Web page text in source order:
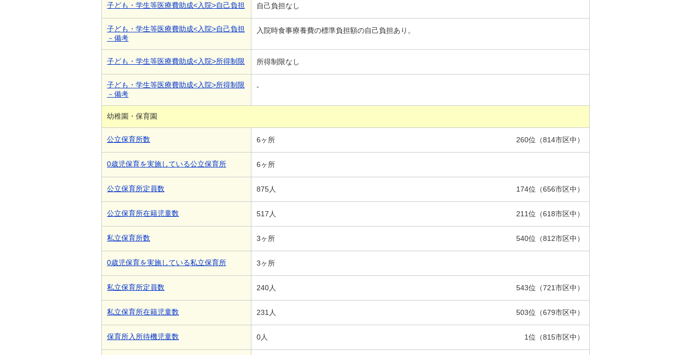
子ども・学生等医療費助成<入院>自己負担 自己負担なし
子ども・学生等医療費助成<入院>自己負担
－備考
入院時食事療養費の標準負担額の自己負担あり。
子ども・学生等医療費助成<入院>所得制限 所得制限なし
子ども・学生等医療費助成<入院>所得制限
－備考
-
幼稚園・保育園
公立保育所数 6ヶ所 260位（814市区中）
0歳児保育を実施している公立保育所 6ヶ所
公立保育所定員数 875人 174位（656市区中）
公立保育所在籍児童数 517人 211位（618市区中）
私立保育所数 3ヶ所 540位（812市区中）
0歳児保育を実施している私立保育所 3ヶ所
私立保育所定員数 240人 543位（721市区中）
私立保育所在籍児童数 231人 503位（679市区中）
保育所入所待機児童数 0人 1位（815市区中）